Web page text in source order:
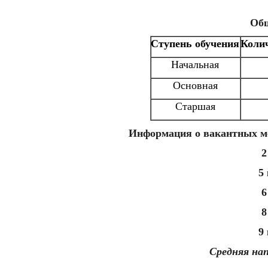
Ступень обучения
Начальная
Основная
Старшая
Информация о вакантных
5
9
Средняя